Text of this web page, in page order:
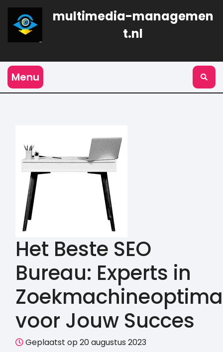
Naar
inhoud
gaan
multimedia-managemen
t.nl
Menu
Het Beste SEO
Bureau: Experts in
voor Jouw Succes
Geplaatst op 20 augustus 2023